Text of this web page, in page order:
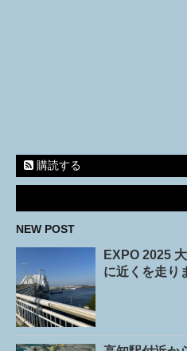
購読する
NEW POST
EXPO 2025
に近くを走り